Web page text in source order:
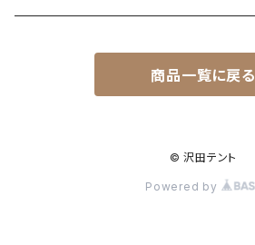
商品一覧に戻る
© 沢田テント
Powered by